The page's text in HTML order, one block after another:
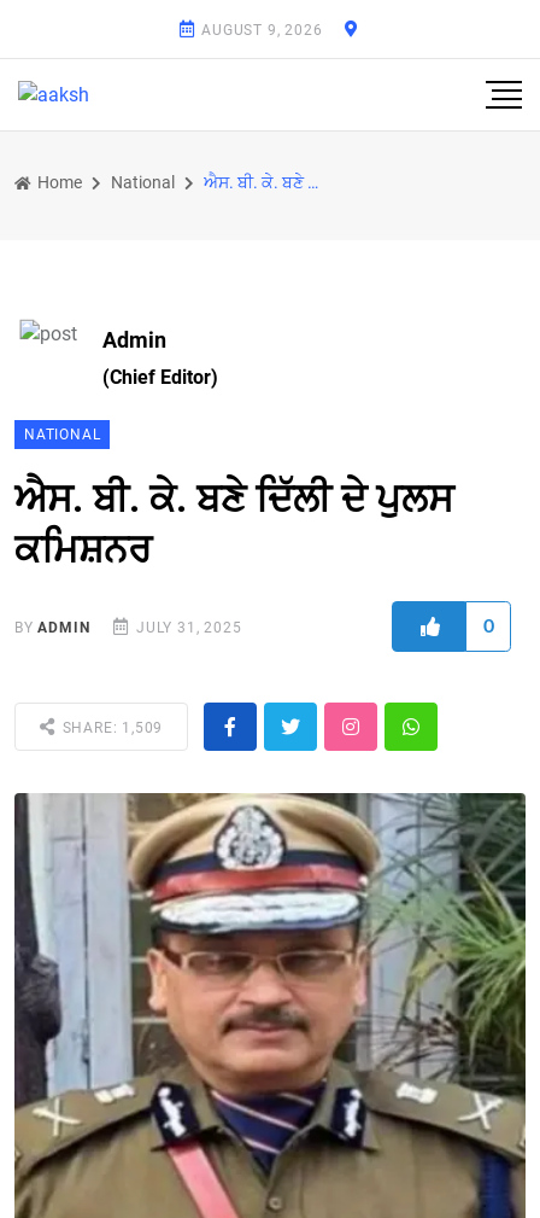
AUGUST 9, 2026
Home National ਐਸ. ਬੀ. ਕੇ. ਬਣੇ ਦਿੱਲੀ ਦੇ ਪੁਲਸ ਕਮਿਸ਼ਨਰ
Admin
(Chief Editor)
NATIONAL
ਐਸ. ਬੀ. ਕੇ. ਬਣੇ ਦਿੱਲੀ ਦੇ ਪੁਲਸ
ਕਮਿਸ਼ਨਰ
BYADMIN JULY 31, 2025 0
SHARE: 1,509